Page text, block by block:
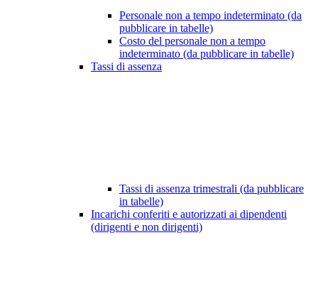
Personale non a tempo indeterminato (da
pubblicare in tabelle)
Costo del personale non a tempo
indeterminato (da pubblicare in tabelle)
Tassi di assenza
Tassi di assenza trimestrali (da pubblicare
in tabelle)
Incarichi conferiti e autorizzati ai dipendenti
(dirigenti e non dirigenti)